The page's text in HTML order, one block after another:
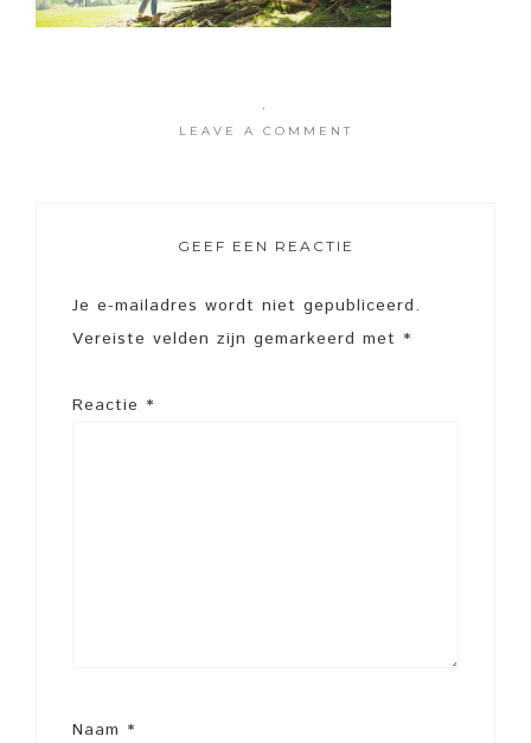
·
LEAVE A COMMENT
GEEF EEN REACTIE
Je e-mailadres wordt niet gepubliceerd.
Vereiste velden zijn gemarkeerd met *
Reactie *
Naam *